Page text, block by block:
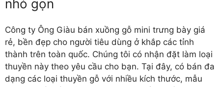
nhỏ gọn
Công ty Ông Giàu bán xuồng gỗ mini trưng bày giá
rẻ, bền đẹp cho người tiêu dùng ở khắp các tỉnh
thành trên toàn quốc. Chúng tôi có nhận đặt làm loại
thuyền này theo yêu cầu cho bạn. Tại đây, có bán đa
dạng các loại thuyền gỗ với nhiều kích thước, mẫu